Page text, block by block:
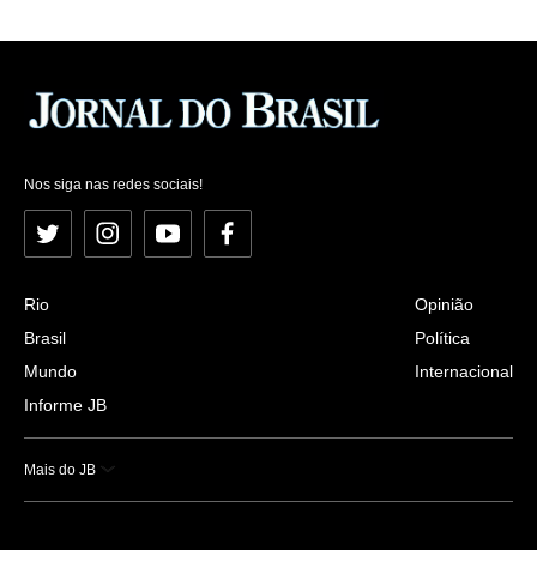
Nos siga nas redes sociais!
Twitter InstagramYouTubeFacebook
Rio
Brasil
Mundo
Informe JB
Opinião
Política
Internacional
Mais do JB
Esportes